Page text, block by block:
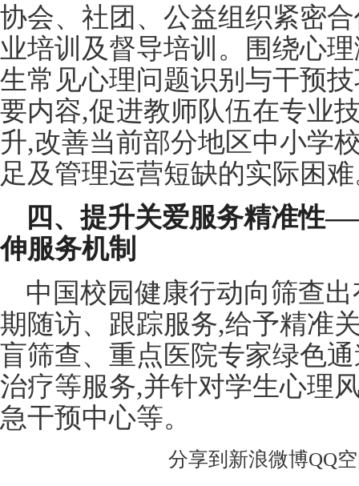
协会、社团、公益组织紧密
业培训及督导培训。围绕心
生常见心理问题识别与干预
要内容,促进教师队伍在专业
升,改善当前部分地区中小学
足及管理运营短缺的实际困
四、提升关爱服务精准性
伸服务机制
中国校园健康行动向筛查
期随访、跟踪服务,给予精准
盲筛查、重点医院专家绿色
治疗等服务,并针对学生心理
急干预中心等。
分享到 新浪微博QQ